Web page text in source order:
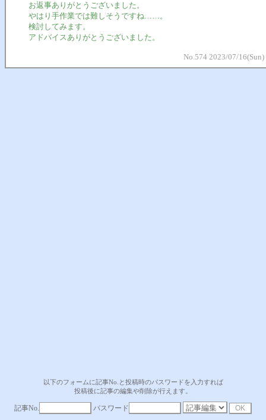
お返事ありがとうございました。
やはり手作業では難しそうですね……。
検討してみます。
アドバイスありがとうございました。
No.574 2023/07/
以下のフォームに記事No.と投稿時のパスワードを入力すれば
投稿後に記事の編集や削除が行えます。
記事No. パスワード